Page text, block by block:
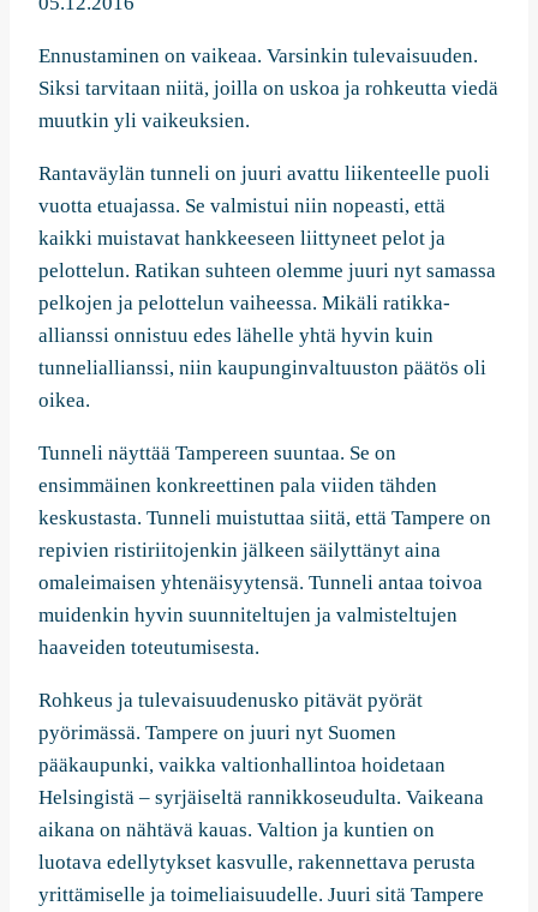
Ennustaminen on vaikeaa. Varsinkin tulevaisuuden.
Siksi tarvitaan niitä, joilla on uskoa ja rohkeutta viedä
muutkin yli vaikeuksien.
Rantaväylän tunneli on juuri avattu liikenteelle puoli
vuotta etuajassa. Se valmistui niin nopeasti, että
kaikki muistavat hankkeeseen liittyneet pelot ja
pelottelun. Ratikan suhteen olemme juuri nyt samassa
pelkojen ja pelottelun vaiheessa. Mikäli ratikka-
allianssi onnistuu edes lähelle yhtä hyvin kuin
tunneliallianssi, niin kaupunginvaltuuston päätös oli
oikea.
Tunneli näyttää Tampereen suuntaa. Se on
ensimmäinen konkreettinen pala viiden tähden
keskustasta. Tunneli muistuttaa siitä, että Tampere on
repivien ristiriitojenkin jälkeen säilyttänyt aina
omaleimaisen yhtenäisyytensä. Tunneli antaa toivoa
muidenkin hyvin suunniteltujen ja valmisteltujen
haaveiden toteutumisesta.
Rohkeus ja tulevaisuudenusko pitävät pyörät
pyörimässä. Tampere on juuri nyt Suomen
pääkaupunki, vaikka valtionhallintoa hoidetaan
Helsingistä – syrjäiseltä rannikkoseudulta. Vaikeana
aikana on nähtävä kauas. Valtion ja kuntien on
luotava edellytykset kasvulle, rakennettava perusta
yrittämiselle ja toimeliaisuudelle. Juuri sitä Tampere